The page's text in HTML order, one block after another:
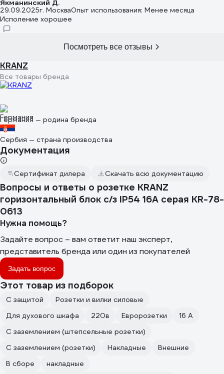
Якманинский Д.
29.09.2025г. МоскваОпыт использования: Менее месяца
Исполение хорошее
Посмотреть все отзывы
KRANZ
Все товары бренда
Германия — родина бренда
Сербия — страна производства
Документация
Сертификат дилера Скачать всю документацию
Вопросы и ответы о розетке KRANZ
горизонтальный блок с/з IP54 16А серая KR-78-
0613
Нужна помощь?
Задайте вопрос – вам ответит наш эксперт,
представитель бренда или один из покупателей
Задать вопрос
Этот товар из подборок
С защитой
Розетки и вилки силовые
Для духового шкафа
220в Евророзетки
16 А
С заземлением (штепсельные розетки)
С заземлением (розетки)
Накладные
Внешние
В сборе
накладные